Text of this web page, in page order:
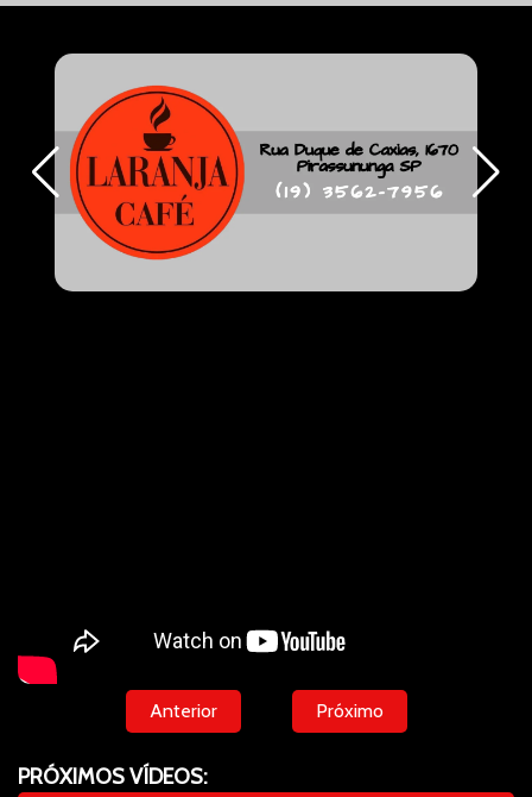
Anterior Próximo
PRÓXIMOS VÍDEOS: